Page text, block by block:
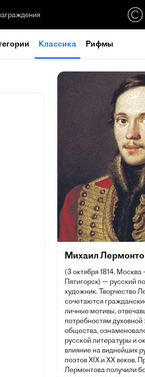
Классика Рифмы
Михаил
(3 октября 1814, Москва
Пятигорск) — русский
художник. Творчество
сочетаются
личные мотивы,
потребностям
общества,
русской литературы и
влияние на виднейших
поэтов XIX и XX веков.
Лермонтова получили